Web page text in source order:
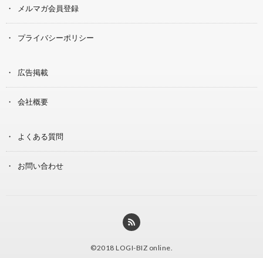
メルマガ会員登録
プライバシーポリシー
広告掲載
会社概要
よくある質問
お問い合わせ
©2018 LOGI-BIZ online.